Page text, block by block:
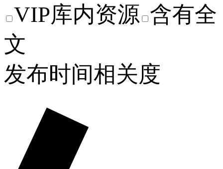
VIP库内资源 含有全
文
发布时间相关度